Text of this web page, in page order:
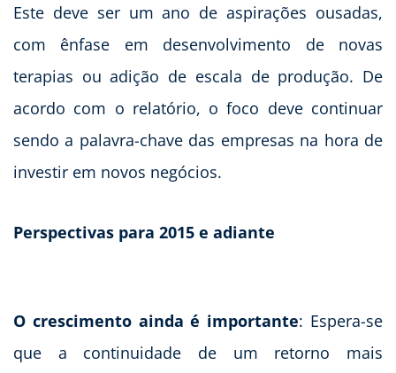
Este deve ser um ano de aspirações ousadas,
com ênfase em desenvolvimento de novas
terapias ou adição de escala de produção. De
acordo com o relatório, o foco deve continuar
sendo a palavra-chave das empresas na hora de
investir em novos negócios.
Perspectivas para 2015 e adiante
O crescimento ainda é importante: Espera-se
que a continuidade de um retorno mais